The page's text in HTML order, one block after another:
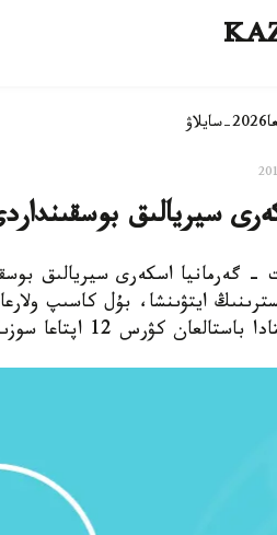
2026-سايلاۋ
سيريالىق
- گەرمانيا اسكەرى سيريالىق
ايتۋىنشا، بۇل كاسىپ
كۋرس 12 اپتاعا سوزىلماق.